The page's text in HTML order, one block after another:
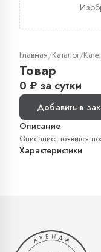
Главная/Каталог/
Товар
0 ₽ за сутки
Добавить в
Описание
Описание появится
Характеристики